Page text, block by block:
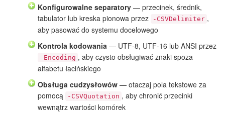
Konfigurowalne separatory — przecinek, średnik,
tabulator lub kreska pionowa przez
-CSVDelimiter ,
aby pasować do systemu docelowego
Kontrola kodowania — UTF-8, UTF-16 lub ANSI przez
-Encoding , aby czysto obsługiwać znaki spoza
alfabetu łacińskiego
Obsługa cudzysłowów — otaczaj pola tekstowe za
pomocą
-CSVQuotation , aby chronić przecinki
wewnątrz wartości komórek